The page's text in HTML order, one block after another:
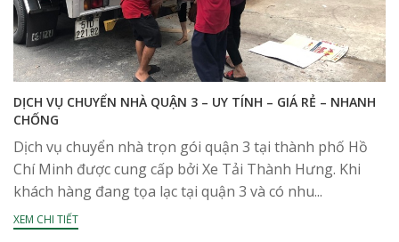
DỊCH VỤ CHUYỂN NHÀ QUẬN 3 – UY TÍNH – GIÁ RẺ – NHANH
CHỐNG
Dịch vụ chuyển nhà trọn gói quận 3 tại thành phố Hồ
Chí Minh được cung cấp bởi Xe Tải Thành Hưng. Khi
khách hàng đang tọa lạc tại quận 3 và có nhu...
XEM CHI TIẾT